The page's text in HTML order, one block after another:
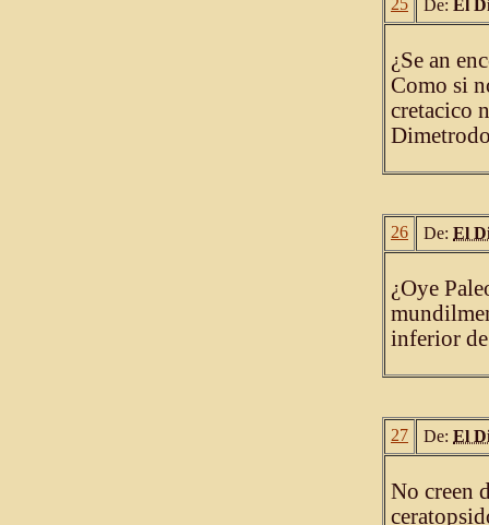
25 De: El
¿Se an
Como si
cretacico
26 De: El
¿Oye
inferior
27 De: El
No creen